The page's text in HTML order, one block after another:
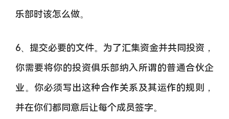
乐部时该怎么做。
6、提交必要的文件。为了汇集资金并共同投资，
你需要将你的投资俱乐部纳入所谓的普通合伙企
业。你必须写出这种合作关系及其运作的规则，
并在你们都同意后让每个成员签字。